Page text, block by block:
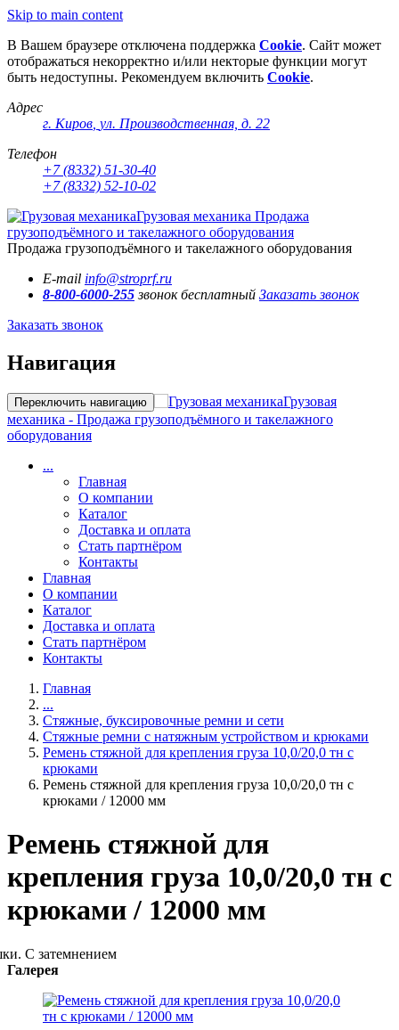
Skip to main content
В Вашем браузере отключена поддержка Cookie. Сайт может
отображаться некорректно и/или некторые функции могут
быть недоступны. Рекомендуем включить Cookie.
Адрес
г. Киров ул. Производственная, д. 22
Телефон
+7 (8332) 51-30-40
+7 (8332) 52-10-02
Грузовая механика Продажа
грузоподъёмного и такелажного оборудования
Продажа грузоподъёмного и такелажного оборудования
E-mail info@stroprf.ru
8-800-6000-255 звонок бесплатный Заказать звонок
Заказать звонок
Навигация
Переключить навигацию
Грузовая
механика - Продажа грузоподъёмного и такелажного
оборудования
...
Главная
О компании
Каталог
Доставка и оплата
Стать партнёром
Контакты
Главная
О компании
Каталог
Доставка и оплата
Стать партнёром
Контакты
Главная
...
Стяжные, буксировочные ремни и сети
Стяжные ремни с натяжным устройством и крюками
Ремень стяжной для крепления груза 10,0/20,0 тн с
крюками
Ремень стяжной для крепления груза 10,0/20,0 тн с
крюками / 12000 мм
Ремень стяжной для
крепления груза 10,0/20,0 тн с
крюками / 12000 мм
Галерея